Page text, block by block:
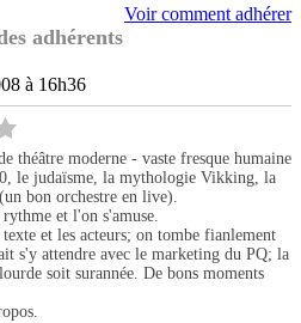
Voir comment adhérer
adhérents
à 16h36
théâtre moderne - vaste fresque humaine
le judaïsme, la mythologie Vikking, la
bon orchestre en live).
et l'on s'amuse.
et les acteurs; on tombe fianlement
s'y attendre avec le marketing du PQ; la
soit surannée. De bons moments